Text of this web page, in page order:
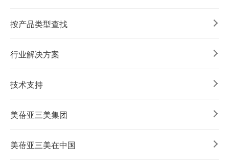
按产品类型查找
行业解决方案
技术支持
美蓓亚三美集团
美蓓亚三美在中国